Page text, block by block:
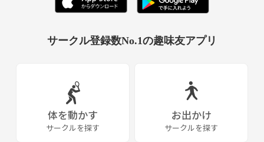
サークル登録数No.1の趣味友アプリ
体を動かす
サークルを探す
お出かけ
サークルを探す